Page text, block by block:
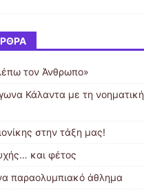
τον Άνθρωπο»
Κάλαντα με τη νοηματική
στην τάξη μας!
και φέτος
παραολυμπιακό άθλημα